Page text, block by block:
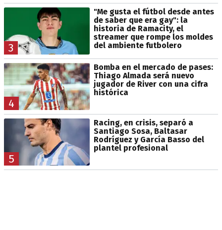
3
"Me gusta el fútbol desde antes
de saber que era gay": la
historia de Ramacity, el
streamer que rompe los moldes
del ambiente futbolero
4
Bomba en el mercado de pases:
Thiago Almada será nuevo
jugador de River con una cifra
histórica
5
Racing, en crisis, separó a
Santiago Sosa, Baltasar
Rodríguez y García Basso del
plantel profesional